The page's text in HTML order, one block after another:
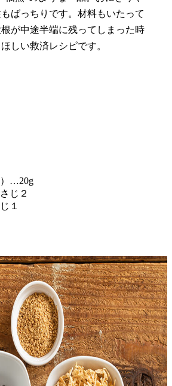
ばっちりです。材料もいたって
が中途半端に残ってしまった時
しい救済レシピです。
…20g
じ２
１